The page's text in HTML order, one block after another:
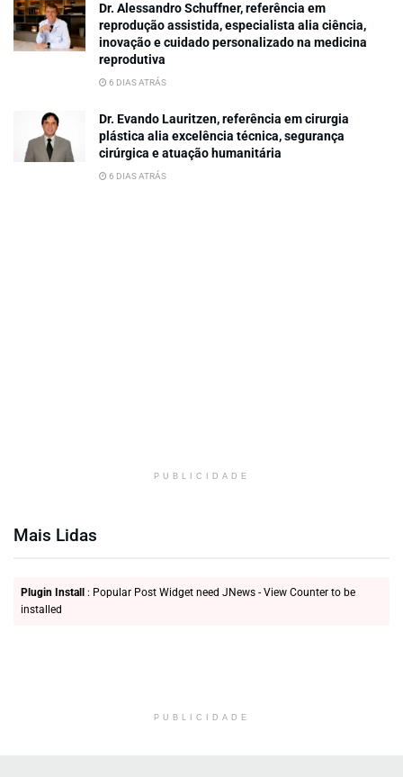
Dr. Alessandro Schuffner, referência em
reprodução assistida, especialista alia ciência,
inovação e cuidado personalizado na medicina
reprodutiva
6 DIAS ATRÁS
Dr. Evando Lauritzen, referência em cirurgia
plástica alia excelência técnica, segurança
cirúrgica e atuação humanitária
6 DIAS ATRÁS
PUBLICIDADE
Mais Lidas
Plugin Install
: Popular Post Widget need JNews - View Counter to be
installed
PUBLICIDADE